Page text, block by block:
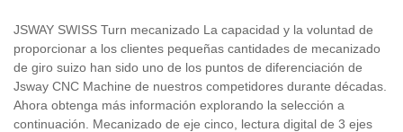
JSWAY SWISS Turn mecanizado La capacidad y la voluntad de
proporcionar a los clientes pequeñas cantidades de mecanizado
de giro suizo han sido uno de los puntos de diferenciación de
Jsway CNC Machine de nuestros competidores durante décadas.
Ahora obtenga más información explorando la selección a
continuación. Mecanizado de eje cinco, lectura digital de 3 ejes